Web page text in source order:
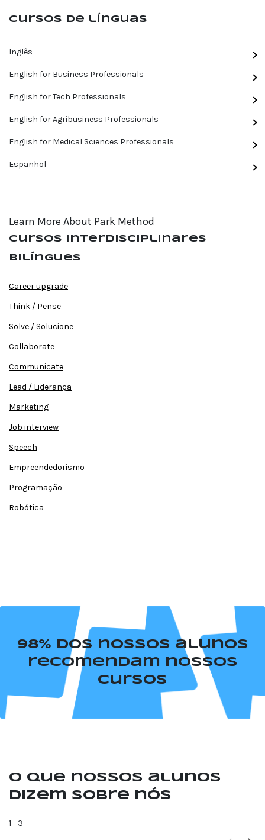
Cursos de línguas
Inglês
English for Business Professionals
English for Tech Professionals
English for Agribusiness Professionals
English for Medical Sciences Professionals
Espanhol
Learn More About Park Method
Cursos interdisciplinares
bilíngues
Career upgrade
Think / Pense
Solve / Solucione
Collaborate
Communicate
Lead / Liderança
Marketing
Job interview
Speech
Empreendedorismo
Programação
Robótica
98% dos nossos alunos
recomendam nossos
cursos
O que nossos alunos
dizem sobre nós
1 - 3